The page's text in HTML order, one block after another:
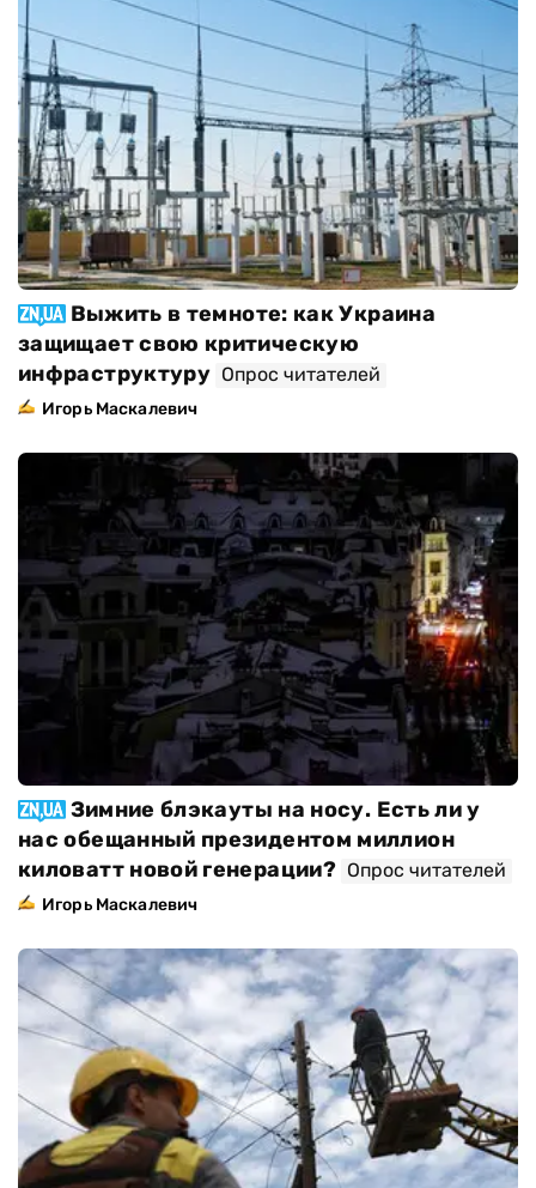
Выжить в темноте: как Украина
защищает свою критическую
инфраструктуру Опрос читателей
Игорь Маскалевич
Зимние блэкауты на носу. Есть ли у
нас обещанный президентом миллион
киловатт новой генерации? Опрос читателей
Игорь Маскалевич